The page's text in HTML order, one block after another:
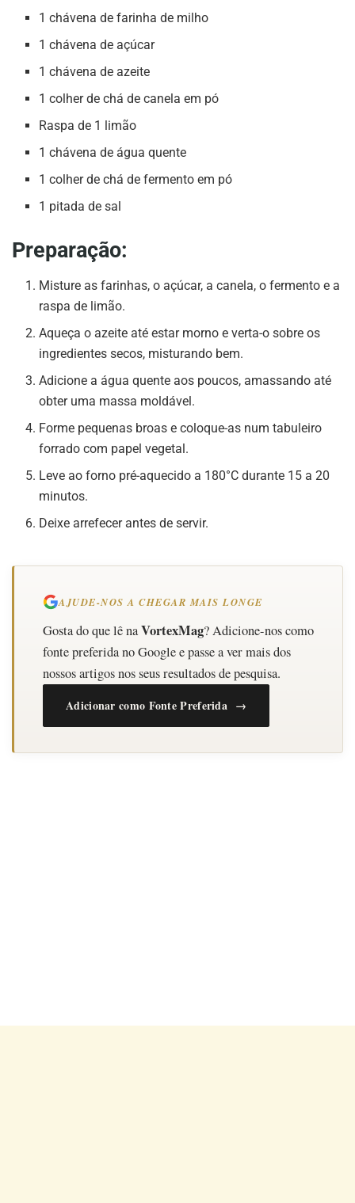
1 chávena de farinha de milho
1 chávena de açúcar
1 chávena de azeite
1 colher de chá de canela em pó
Raspa de 1 limão
1 chávena de água quente
1 colher de chá de fermento em pó
1 pitada de sal
Preparação:
Misture as farinhas, o açúcar, a canela, o fermento e a
raspa de limão.
Aqueça o azeite até estar morno e verta-o sobre os
ingredientes secos, misturando bem.
Adicione a água quente aos poucos, amassando até
obter uma massa moldável.
Forme pequenas broas e coloque-as num tabuleiro
forrado com papel vegetal.
Leve ao forno pré-aquecido a 180°C durante 15 a 20
minutos.
Deixe arrefecer antes de servir.
AJUDE-NOS A CHEGAR MAIS LONGE
Gosta do que lê naVortexMag? Adicione-nos como
fonte preferida no Google e passe a ver mais dos
nossos artigos nos seus resultados de pesquisa.
Adicionar como Fonte Preferida →